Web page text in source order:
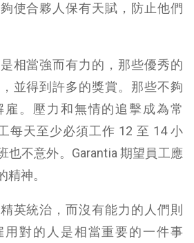
使合夥人保有天賦，防止他們
相當強而有力的，那些優秀的
並得到許多的獎賞。那些不夠
。壓力和無情的追擊成為常
每天至少必須工作 12 至 14 小
也不意外。Garantia 期望員工應
神。
英統治，而沒有能力的人們則
用對的人是相當重要的一件事